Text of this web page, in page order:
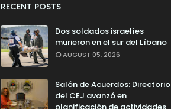
RECENT POSTS
Dos soldados israelíes
murieron en el sur del Líbano
AUGUST 05, 2026
Salón de Acuerdos: Directorio
del CEJ avanzó en